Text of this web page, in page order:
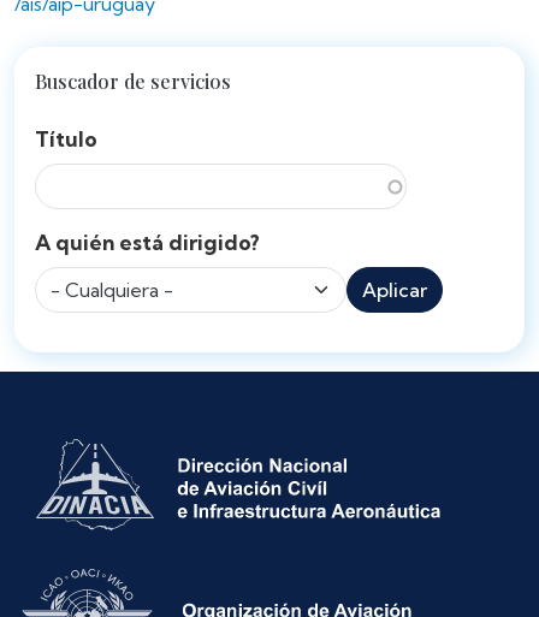
Buscador de servicios
Título
A quién está dirigido?
Aplicar